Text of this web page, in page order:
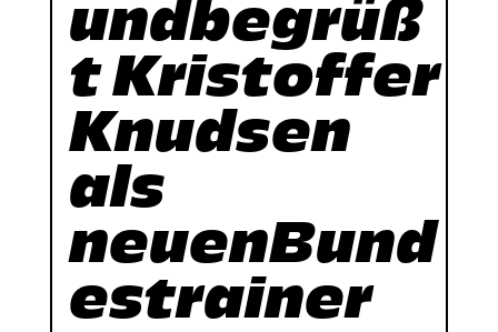
undbegrüß
t Kristoffer
Knudsen
als
neuenBund
estrainer